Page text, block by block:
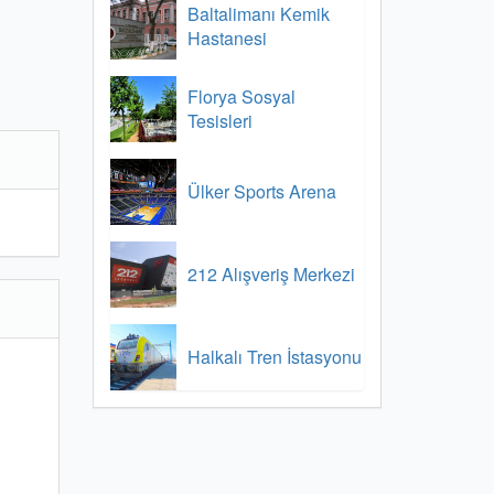
Baltalimanı Kemik
Hastanesi
Florya Sosyal
Tesisleri
Ülker Sports Arena
212 Alışveriş Merkezi
Halkalı Tren İstasyonu